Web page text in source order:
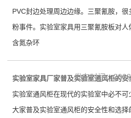
PVC封边处理周边边缘。三聚氰胺，
粉事件。实验室家具用三聚氰胺板对
含氮杂环
实验室家具厂家普及实验室通风柜的
实验室通风柜在现代的实验室中必不
大家普及实验室通风柜的安全性和选
发布时间：